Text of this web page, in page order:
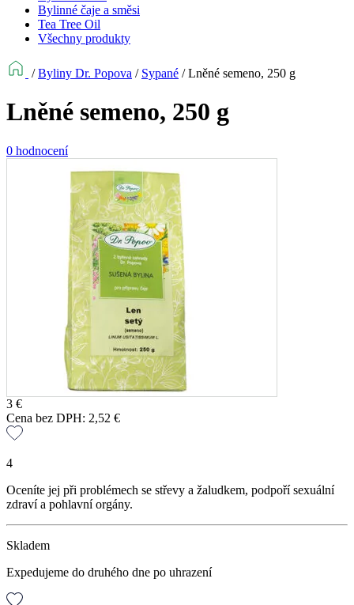
Bylinné čaje a směsi
Tea Tree Oil
Všechny produkty
/Byliny Dr. Popova / Sypané /Lněné semeno, 250 g
Lněné semeno, 250 g
0 hodnocení
3 €
Cena bez DPH: 2,52 €
4
Oceníte jej při problémech se střevy a žaludkem, podpoří sexuální
zdraví a pohlavní orgány.
Skladem
Expedujeme do druhého dne po uhrazení